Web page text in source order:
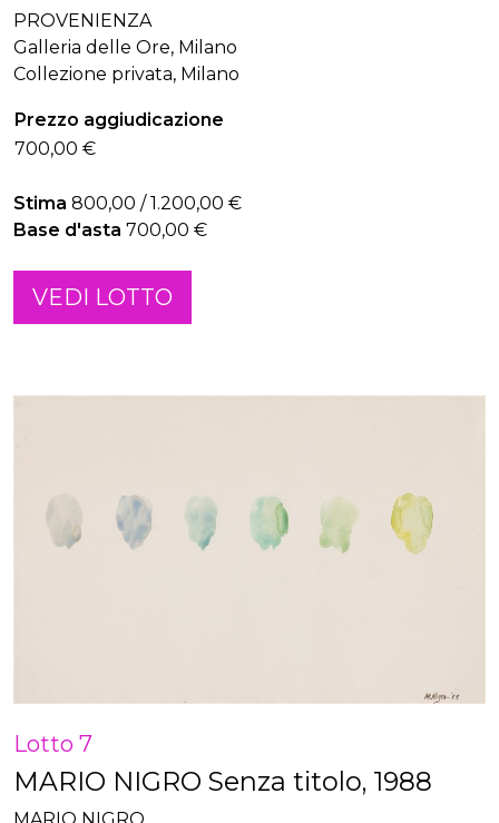
PROVENIENZA
Galleria delle Ore, Milano
Collezione privata, Milano
Prezzo aggiudicazione
700,00 €
Stima 800,00 / 1.200,00 €
Base d'asta 700,00 €
VEDI LOTTO
Lotto 7
MARIO NIGRO Senza titolo, 1988